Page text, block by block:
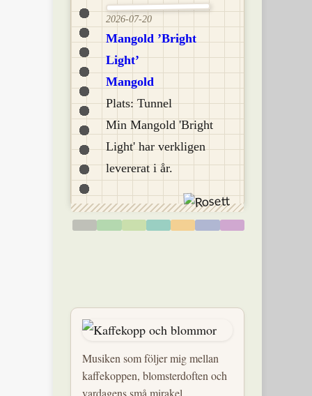
2026-07-20
Mangold ’Bright
Light’
Mangold
Plats: Tunnel
Min Mangold 'Bright
Light' har verkligen
levererat i år.
Musiken som följer mig mellan
kaffekoppen, blomsterdoften och
vardagens små mirakel